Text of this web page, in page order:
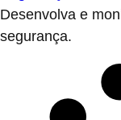
Desenvolva e
segurança.